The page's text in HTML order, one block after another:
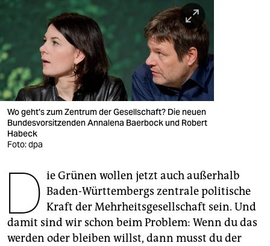
wahrheit
verlag
verlag
veranstaltungen
shop
fragen & hilfe
genossenschaft
epaper login
Wo geht's zum Zentrum der Gesellschaft? Die neuen
Bundesvorsitzenden Annalena Baerbock und Robert
Habeck
Foto: dpa
D ie Grünen wollen jetzt auch außerhalb
Baden-Württembergs zentrale politische
Kraft der Mehrheitsgesellschaft sein. Und
damit sind wir schon beim Problem: Wenn du das
werden oder bleiben willst, dann musst du der